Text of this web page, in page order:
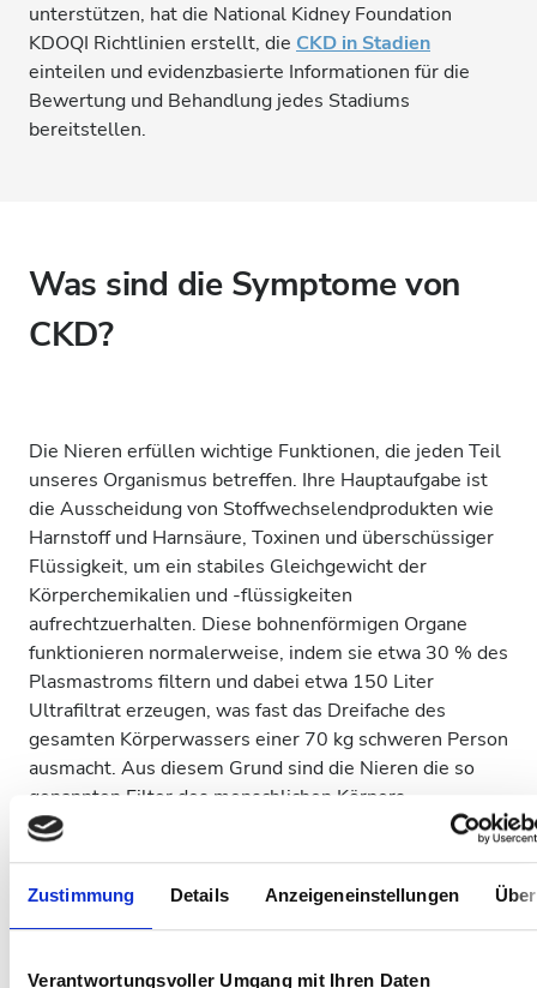
Zustimmung Details Anzeigeneinstellungen
Verantwortungsvoller Umgang mit Ihren Daten
unterstützen, hat die National Kidney Foundation
KDOQI Richtlinien erstellt, die CKD in Stadien
einteilen und evidenzbasierte Informationen für die
Bewertung und Behandlung jedes Stadiums
bereitstellen.
Was sind die Symptome von
CKD?
Die Nieren erfüllen wichtige Funktionen, die jeden Teil
unseres Organismus betreffen. Ihre Hauptaufgabe ist
die Ausscheidung von Stoffwechselendprodukten wie
Harnstoff und Harnsäure, Toxinen und überschüssiger
Flüssigkeit, um ein stabiles Gleichgewicht der
Körperchemikalien und -flüssigkeiten
aufrechtzuerhalten. Diese bohnenförmigen Organe
funktionieren normalerweise, indem sie etwa 30 % des
Plasmastroms filtern und dabei etwa 150 Liter
Ultrafiltrat erzeugen, was fast das Dreifache des
gesamten Körperwassers einer 70 kg schweren Person
ausmacht. Aus diesem Grund sind die Nieren die so
genannten Filter des menschlichen Körpers.
ein geringeres Energieniveau und ein allgemeines
Schlafprobleme
Appetitlosigkeit